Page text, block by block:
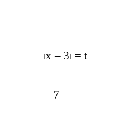
⏐х – 3⏐ = t
7